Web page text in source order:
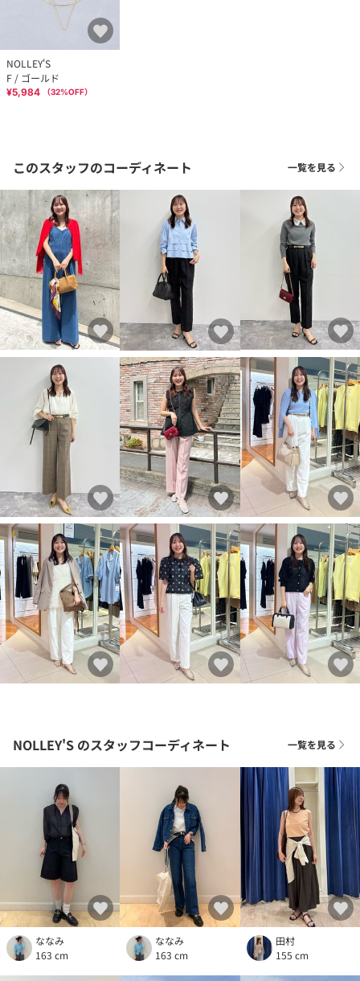
NOLLEY'S
F / ゴールド
¥5,984 （32%OFF）
このスタッフのコーディネート 一覧を見る
NOLLEY'S のスタッフコーディネート 一覧を見る
ななみ
163 cm
ななみ
163 cm
田村
155 cm